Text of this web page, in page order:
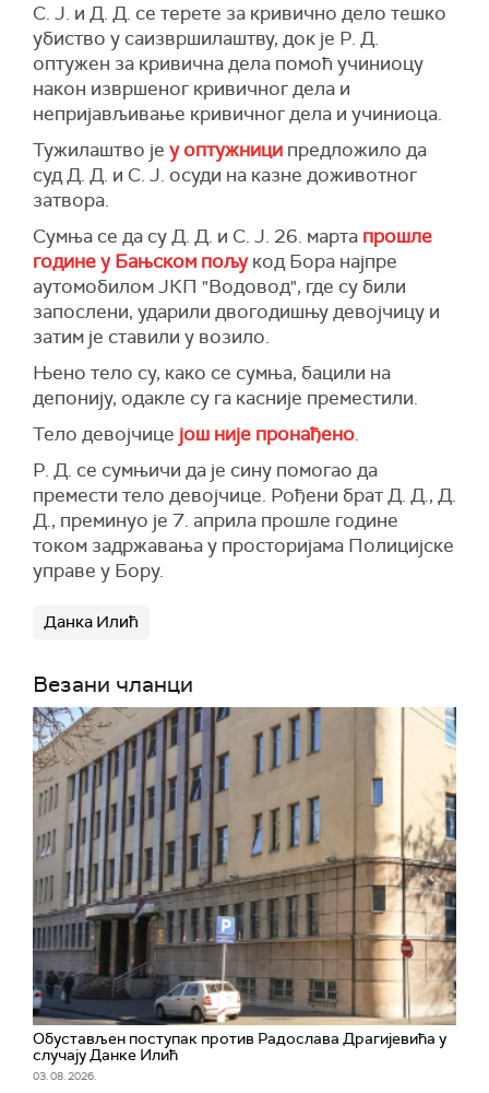
С. Ј. и Д. Д. се терете за кривично дело тешко
убиство у саизвршилаштву, док је Р. Д.
оптужен за кривична дела помоћ учиниоцу
након извршеног кривичног дела и
непријављивање кривичног дела и учиниоца.
Тужилаштво је у оптужници предложило да
суд Д. Д. и С. Ј. осуди на казне доживотног
затвора.
Сумња се да су Д. Д. и С. Ј. 26. марта прошле
године у Бањском пољукод Бора најпре
аутомобилом ЈКП "Водовод", где су били
запослени, ударили двогодишњу девојчицу и
затим је ставили у возило.
Њено тело су, како се сумња, бацили на
депонију, одакле су га касније преместили.
Тело девојчице још није пронађено.
Р. Д. се сумњичи да је сину помогао да
премести тело девојчице. Рођени брат Д. Д., Д.
Д., преминуо је 7. априла прошле године
током задржавања у просторијама Полицијске
управе у Бору.
Данка Илић
Везани чланци
Обустављен поступак против Радослава Драгијевића у
случају Данке Илић
03. 08. 2026.